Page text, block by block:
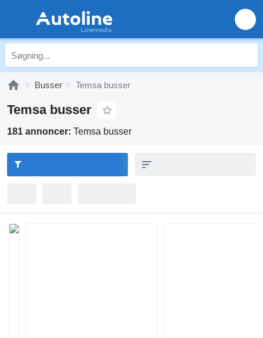
Busser Temsa busser
Temsa busser
181 annoncer: Temsa busser